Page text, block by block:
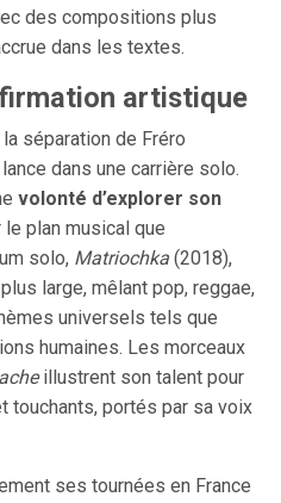
des compositions plus
dans les textes.
artistique
la séparation de Fréro
dans une carrière solo.
volonté d’explorer son
le plan musical que
solo, Matriochka (2018),
large, mêlant pop, reggae,
universels tels que
humaines. Les morceaux
illustrent son talent pour
portés par sa voix
ses tournées en France